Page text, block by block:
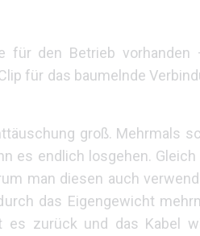
den Betrieb vorhanden
für das baumelnde
groß. Mehrmals
es endlich losgehen.
man diesen auch
das Eigengewicht
es zurück und das Kabel